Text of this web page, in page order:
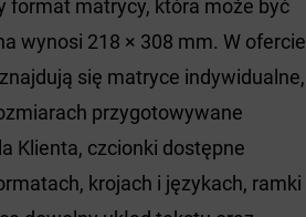
format matrycy, która może być
wynosi 218 × 308 mm. W ofercie
się matryce indywidualne,
przygotowywane
Klienta, czcionki dostępne
krojach i językach, ramki